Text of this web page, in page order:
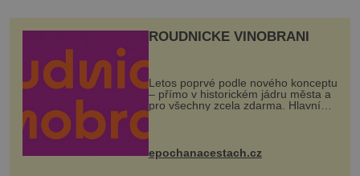
ROUDNICKÉ VINOBRANÍ
Letos poprvé podle nového konceptu
– přímo v historickém jádru města a
pro všechny zcela zdarma. Hlavní
program se odehraje na Karlově a
mohou těšit na víno, burčák, pes...
epochanacestach.cz